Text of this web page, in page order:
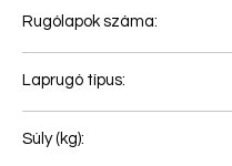
Rugólapok száma:
Laprugó típus:
Súly (kg):